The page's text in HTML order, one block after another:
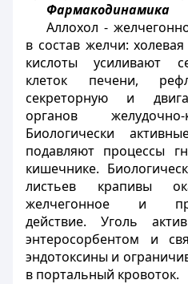
Фармакодинамика
Аллохол -
в состав желчи:
кислоты усиливают
клеток печени,
секреторную и
органов
Биологически
подавляют процессы
кишечнике.
листьев крапивы
желчегонное и
действие. Уголь
энтеросорбентом и
эндотоксины и
в портальный кровоток.